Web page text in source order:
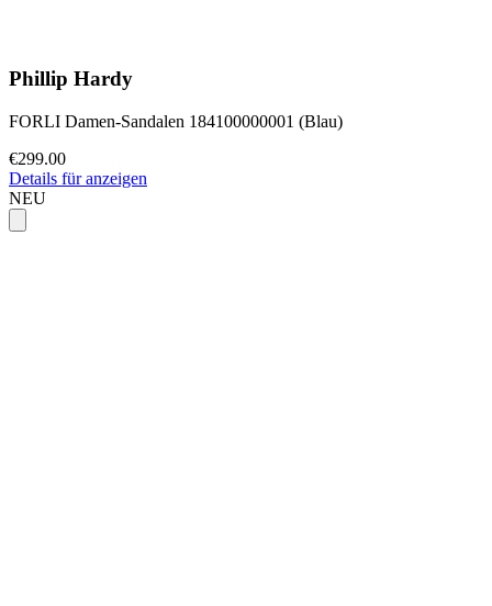
Phillip Hardy
FORLI Damen-Sandalen 184100000001 (Blau)
€299.00
Details für anzeigen
NEU